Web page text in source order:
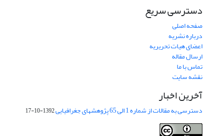
دسترسی سریع
صفحه اصلی
درباره نشریه
اعضای هیات تحریریه
ارسال مقاله
تماس با ما
نقشه سایت
آخرین اخبار
دسترسی به مقالات از شماره 1 الی 65 پژوهشهای جغرافیایی 1392-10-17